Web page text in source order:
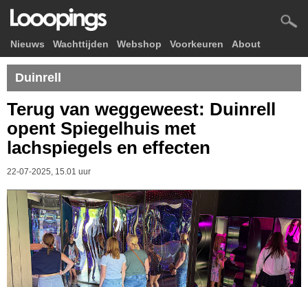
Nieuws Wachttijden Webshop Voorkeuren About
Duinrell
Terug van weggeweest: Duinrell
opent Spiegelhuis met
lachspiegels en effecten
22-07-2025, 15.01 uur